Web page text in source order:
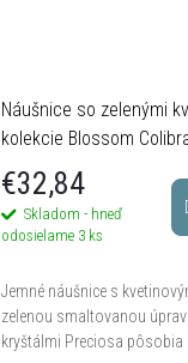
Náušnice so zelenými
kolekcie Blossom
postriebrené
€32,84
Skladom - hneď
odosielame 3 ks
Jemné náušnice s
zelenou smaltovanou
kryštálmi Preciosa pôsobia